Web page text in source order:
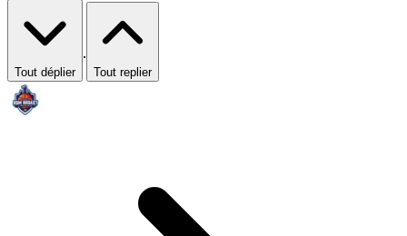
Tout déplier
·
Tout replier